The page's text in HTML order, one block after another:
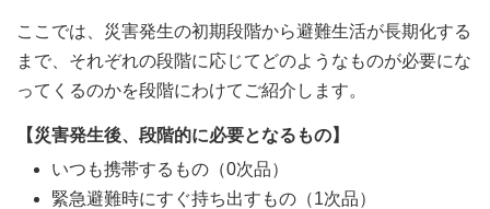
ここでは、災害発生の初期段階から避難生活が長期化する
まで、それぞれの段階に応じてどのようなものが必要にな
ってくるのかを段階にわけてご紹介します。
【災害発生後、段階的に必要となるもの】
いつも携帯するもの（0次品）
緊急避難時にすぐ持ち出すもの（1次品）